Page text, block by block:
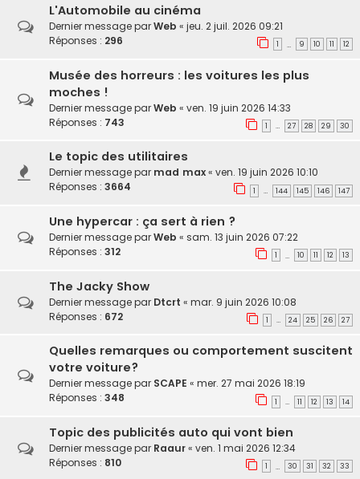
L'Automobile au cinéma
Dernier message parWeb « jeu. 2 juil. 2026 09:21
Réponses : 296 1 … 9 10 11 12
Musée des horreurs : les voitures les plus
moches !
Dernier message parWeb « ven. 19 juin 2026 14:33
Réponses : 743 1 … 27 28 29 30
Le topic des utilitaires
Dernier message par mad max« ven. 19 juin 2026 10:10
Réponses : 3664 1 … 144 145 146 147
Une hypercar : ça sert à rien ?
Dernier message parWeb « sam. 13 juin 2026 07:22
Réponses : 312 1 … 10 11 12 13
The Jacky Show
Dernier message par Dtcrt « mar. 9 juin 2026 10:08
Réponses : 672 1 … 24 25 26 27
Quelles remarques ou comportement suscitent
votre voiture?
Dernier message par SCAPE « mer. 27 mai 2026 18:19
Réponses : 348 1 … 11 12 13 14
Topic des publicités auto qui vont bien
Dernier message par Raaur« ven. 1 mai 2026 12:34
Réponses : 810 1 … 30 31 32 33